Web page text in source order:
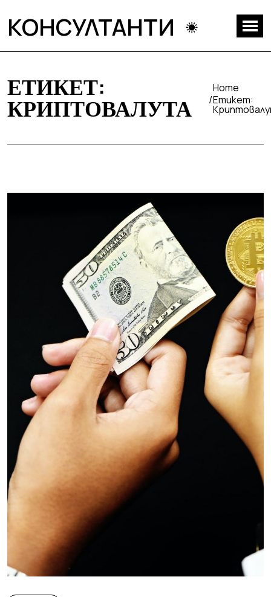
КОНСУЛТАНТИ
ЕТИКЕТ:
КРИПТОВАЛУТА
Home
Етикет: